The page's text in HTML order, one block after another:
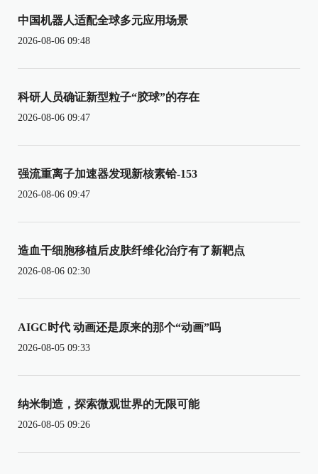
中国机器人适配全球多元应用场景
2026-08-06 09:48
科研人员确证新型粒子“胶球”的存在
2026-08-06 09:47
强流重离子加速器发现新核素铪-153
2026-08-06 09:47
造血干细胞移植后皮肤纤维化治疗有了新靶点
2026-08-06 02:30
AIGC时代 动画还是原来的那个“动画”吗
2026-08-05 09:33
纳米制造，探索微观世界的无限可能
2026-08-05 09:26